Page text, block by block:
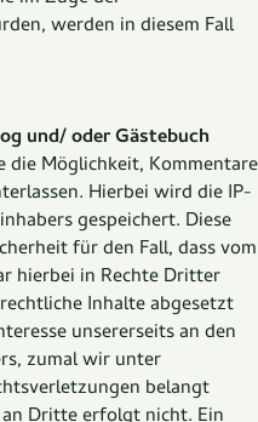
werden in diesem Fall
und/ oder Gästebuch
Möglichkeit, Kommentare
Hierbei wird die IP-
gespeichert. Diese
für den Fall, dass vom
hierbei in Rechte Dritter
Inhalte abgesetzt
unsererseits an den
zumal wir unter
belangt